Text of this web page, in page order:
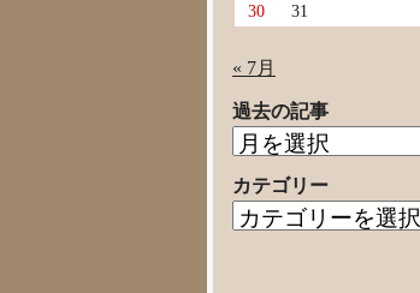
30
31
« 7月
過去の記事
過
の
記
カテゴリー
カ